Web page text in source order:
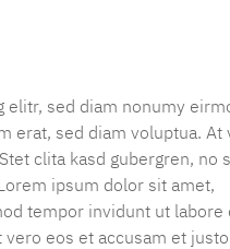
sed diam nonumy
erat, sed diam voluptua. At
clita kasd gubergren, no
ipsum dolor sit amet,
tempor invidunt ut labore
eos et accusam et